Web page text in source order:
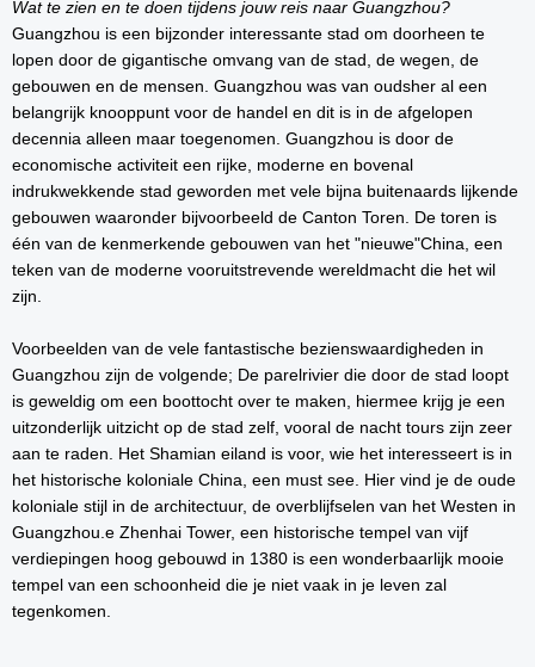
Wat te zien en te doen tijdens jouw reis naar Guangzhou?
Guangzhou is een bijzonder interessante stad om doorheen te
lopen door de gigantische omvang van de stad, de wegen, de
gebouwen en de mensen. Guangzhou was van oudsher al een
belangrijk knooppunt voor de handel en dit is in de afgelopen
decennia alleen maar toegenomen. Guangzhou is door de
economische activiteit een rijke, moderne en bovenal
indrukwekkende stad geworden met vele bijna buitenaards lijkende
gebouwen waaronder bijvoorbeeld de Canton Toren. De toren is
één van de kenmerkende gebouwen van het "nieuwe"China, een
teken van de moderne vooruitstrevende wereldmacht die het wil
zijn.
Voorbeelden van de vele fantastische bezienswaardigheden in
Guangzhou zijn de volgende; De parelrivier die door de stad loopt
is geweldig om een boottocht over te maken, hiermee krijg je een
uitzonderlijk uitzicht op de stad zelf, vooral de nacht tours zijn zeer
aan te raden. Het Shamian eiland is voor, wie het interesseert is in
het historische koloniale China, een must see. Hier vind je de oude
koloniale stijl in de architectuur, de overblijfselen van het Westen in
Guangzhou.e Zhenhai Tower, een historische tempel van vijf
verdiepingen hoog gebouwd in 1380 is een wonderbaarlijk mooie
tempel van een schoonheid die je niet vaak in je leven zal
tegenkomen.